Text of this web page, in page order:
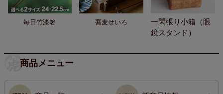
毎日竹漆箸 蕎麦せいろ
一閑張り小箱（眼
鏡スタンド）
商品メニュー